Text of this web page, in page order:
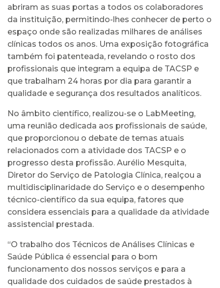
abriram as suas portas a todos os colaboradores
da instituição, permitindo-lhes conhecer de perto o
espaço onde são realizadas milhares de análises
clínicas todos os anos. Uma exposição fotográfica
também foi patenteada, revelando o rosto dos
profissionais que integram a equipa de TACSP e
que trabalham 24 horas por dia para garantir a
qualidade e segurança dos resultados analíticos.
No âmbito científico, realizou-se o LabMeeting,
uma reunião dedicada aos profissionais de saúde,
que proporcionou o debate de temas atuais
relacionados com a atividade dos TACSP e o
progresso desta profissão. Aurélio Mesquita,
Diretor do Serviço de Patologia Clínica, realçou a
multidisciplinaridade do Serviço e o desempenho
técnico-científico da sua equipa, fatores que
considera essenciais para a qualidade da atividade
assistencial prestada.
“O trabalho dos Técnicos de Análises Clínicas e
Saúde Pública é essencial para o bom
funcionamento dos nossos serviços e para a
qualidade dos cuidados de saúde prestados à